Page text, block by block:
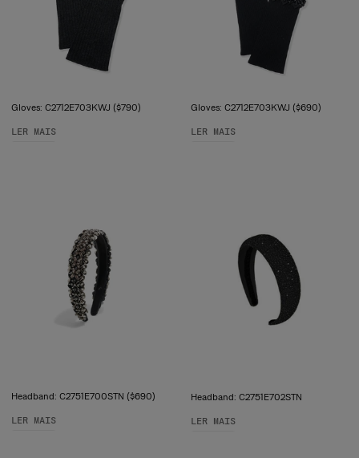
Gloves: C2712E703KWJ ($790)
LER MAIS
Gloves: C2712E703KWJ ($690)
LER MAIS
Headband: C2751E700STN ($690)
LER MAIS
Headband: C2751E702STN
LER MAIS